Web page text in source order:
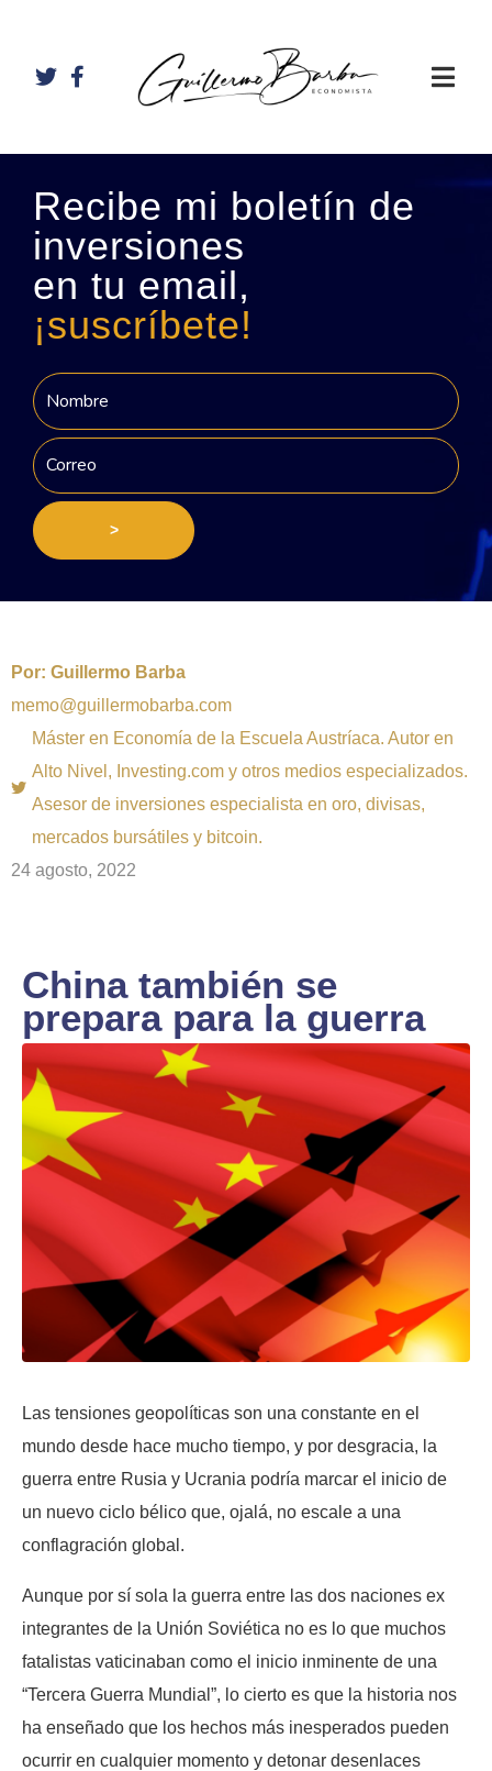
Recibe mi boletín de
inversiones
en tu email,
¡suscríbete!
>
Por: Guillermo Barba
memo@guillermobarba.com
Máster en Economía de la Escuela Austríaca. Autor en
Alto Nivel, Investing.com y otros medios especializados.
Asesor de inversiones especialista en oro, divisas,
mercados bursátiles y bitcoin.
24 agosto, 2022
China también se
prepara para la guerra
Las tensiones geopolíticas son una constante en el
mundo desde hace mucho tiempo, y por desgracia, la
guerra entre Rusia y Ucrania podría marcar el inicio de
un nuevo ciclo bélico que, ojalá, no escale a una
conflagración global.
Aunque por sí sola la guerra entre las dos naciones ex
integrantes de la Unión Soviética no es lo que muchos
fatalistas vaticinaban como el inicio inminente de una
“Tercera Guerra Mundial”, lo cierto es que la historia nos
ha enseñado que los hechos más inesperados pueden
ocurrir en cualquier momento y detonar desenlaces